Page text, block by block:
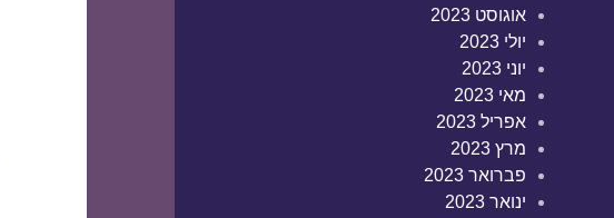
אוגוסט 2023
יולי 2023
יוני 2023
מאי 2023
אפריל 2023
מרץ 2023
פברואר 2023
ינואר 2023